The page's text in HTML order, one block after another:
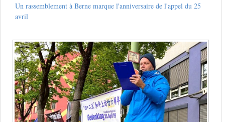
Un rassemblement à Berne marque l'anniversaire de l'appel du 25
avril